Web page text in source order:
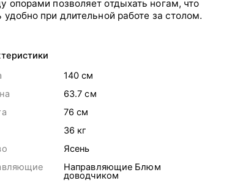
опорами позволяет отдыхать ногам, что
удобно при длительной работе за столом.
140 cм
63.7 cм
76 cм
36 кг
Ясень
Направляющие Блюм
доводчиком